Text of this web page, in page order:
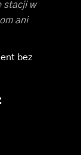
stacji w
ani
bez